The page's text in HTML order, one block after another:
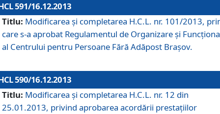
591/16.12.2013
Titlu: Modificarea şi completarea H.C.L. nr. 101/2013,
care s-a aprobat Regulamentul de Organizare şi
al Centrului pentru Persoane Fără Adăpost Braşov.
590/16.12.2013
Titlu: Modificarea şi completarea H.C.L. nr. 12 din
25.01.2013, privind aprobarea acordării prestaţiilor